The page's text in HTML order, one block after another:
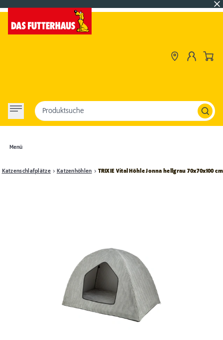
Menü
Produktsuche
Katzenschlafplätze Katzenhöhlen TRIXIE Vital Höhle Jonna hellgrau 70x70x100 cm